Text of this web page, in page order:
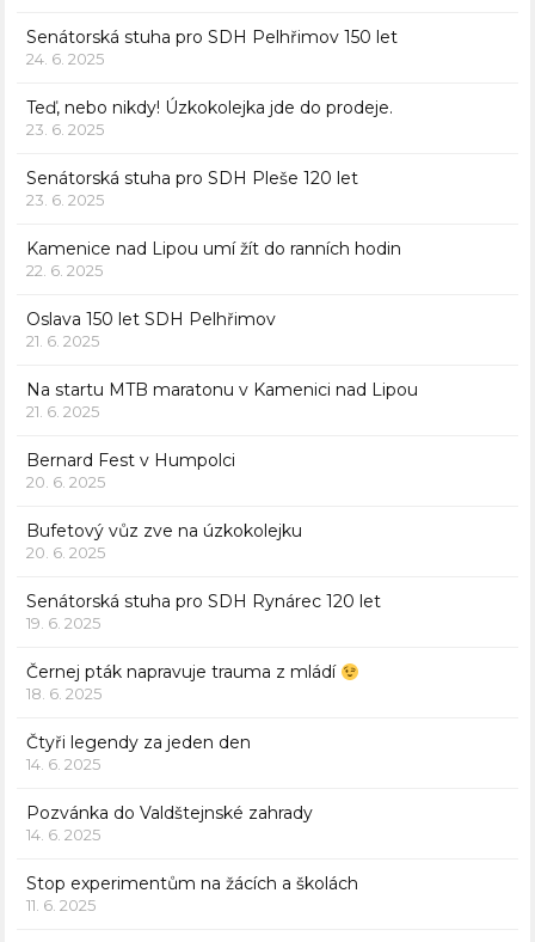
Senátorská stuha pro SDH Pelhřimov 150 let
24. 6. 2025
Teď, nebo nikdy! Úzkokolejka jde do prodeje.
23. 6. 2025
Senátorská stuha pro SDH Pleše 120 let
23. 6. 2025
Kamenice nad Lipou umí žít do ranních hodin
22. 6. 2025
Oslava 150 let SDH Pelhřimov
21. 6. 2025
Na startu MTB maratonu v Kamenici nad Lipou
21. 6. 2025
Bernard Fest v Humpolci
20. 6. 2025
Bufetový vůz zve na úzkokolejku
20. 6. 2025
Senátorská stuha pro SDH Rynárec 120 let
19. 6. 2025
Černej pták napravuje trauma z mládí
18. 6. 2025
Čtyři legendy za jeden den
14. 6. 2025
Pozvánka do Valdštejnské zahrady
14. 6. 2025
Stop experimentům na žácích a školách
11. 6. 2025